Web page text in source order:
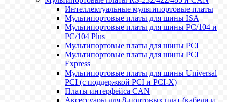
Интеллектуальные мультипортовые платы
Мультипортовые платы для шины ISA
Мультипортовые платы для шины PC/104 и
PC/104 Plus
Мультипортовые платы для шины PCI
Мультипортовые платы для шины PCI
Express
Мультипортовые платы для шины Universal
PCI (с поддержкой PCI и PCI-X)
Платы интерфейса CAN
Аксессуары для 8-портовых плат (кабели и